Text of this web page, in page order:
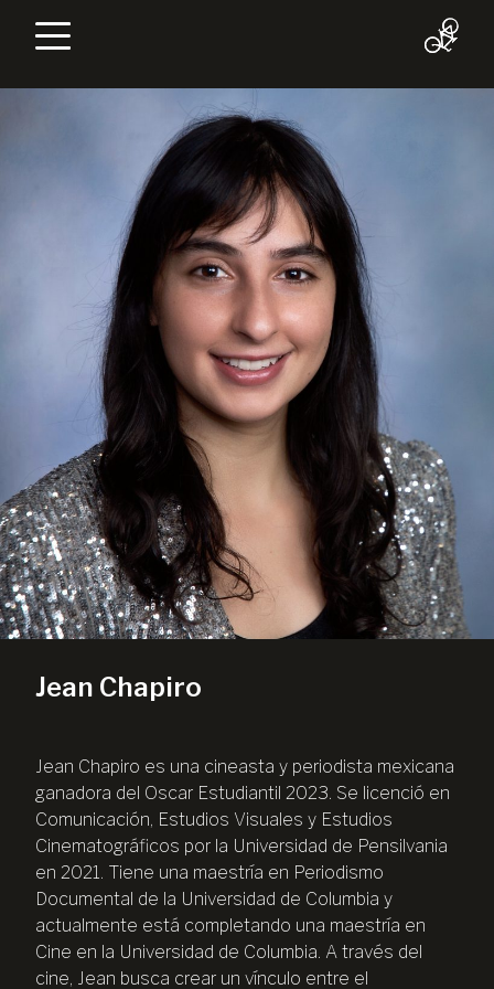
Jean Chapiro
Jean Chapiro es una cineasta y periodista mexicana
ganadora del Oscar Estudiantil 2023. Se licenció en
Comunicación, Estudios Visuales y Estudios
Cinematográficos por la Universidad de Pensilvania
en 2021. Tiene una maestría en Periodismo
Documental de la Universidad de Columbia y
actualmente está completando una maestría en
Cine en la Universidad de Columbia. A través del
cine, Jean busca crear un vínculo entre el